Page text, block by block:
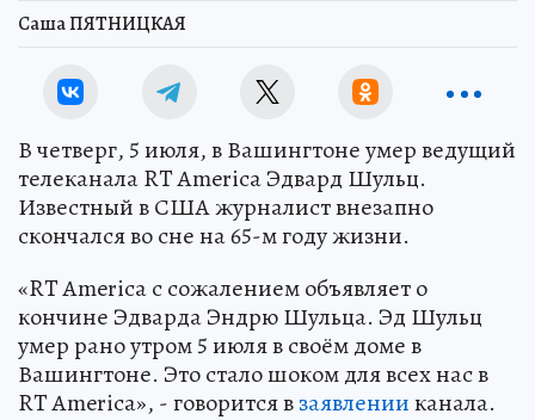
Саша ПЯТНИЦКАЯ
В четверг, 5 июля, в Вашингтоне умер ведущий
телеканала RT America Эдвард Шульц.
Известный в США журналист внезапно
скончался во сне на 65-м году жизни.
«RT America с сожалением объявляет о
кончине Эдварда Эндрю Шульца. Эд Шульц
умер рано утром 5 июля в своём доме в
Вашингтоне. Это стало шоком для всех нас в
RT America», - говорится взаявленииканала.